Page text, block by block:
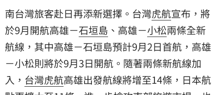
南台灣旅客赴日再添新選擇。台灣虎航宣布，將
於9月開航高雄－石垣島 、高雄－小松兩條全新
航線，其中高雄－石垣島預計9月2日首航，高雄
－小松則將於9月3日開航。隨著兩條新航線加
入， 台灣虎航高雄出發航線將增至14條，日本航